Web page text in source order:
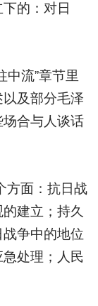
的：对日
中流”章节里
及部分毛泽
合与人谈话
方面：抗日战
建立；持久
争中的地位
处理；人民